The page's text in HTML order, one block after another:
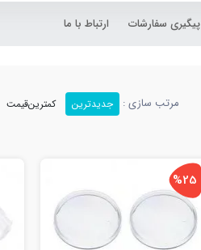
پیگیری سفارشات ارتباط با ما
مرتب سازی : جدیدترین کمترین‌قیمت
%25